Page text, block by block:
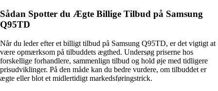
Sådan Spotter du Ægte Billige Tilbud på Samsung
Q95TD
Når du leder efter et billigt tilbud på Samsung Q95TD, er det vigtigt at
være opmærksom på tilbuddets ægthed. Undersøg priserne hos
forskellige forhandlere, sammenlign tilbud og hold øje med tidligere
prisudviklinger. På den måde kan du bedre vurdere, om tilbuddet er
ægte eller blot et midlertidigt markedsføringstrick.